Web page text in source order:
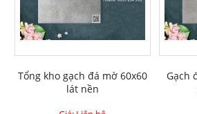
Tổng kho gạch đá mờ 60x60
lát nền
Gạch